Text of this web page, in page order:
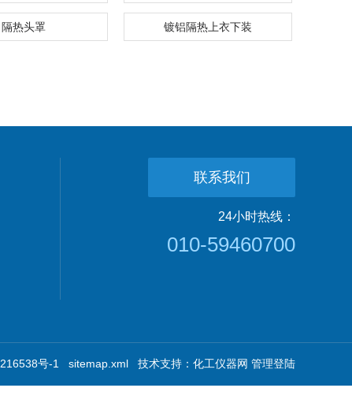
隔热头罩 镀铝隔热上衣下装
联系我们
24小时热线：
010-59460700
号-1 sitemap.xml 技术支持： 化工仪器网 管理登陆